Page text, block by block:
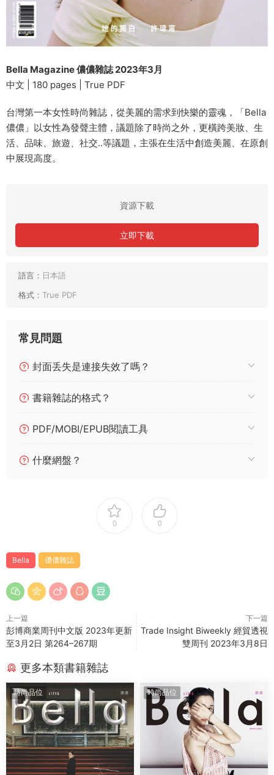
Bella Magazine 儂儂雜誌 2023年3月
中文 | 180 pages | True PDF
台灣第一本女性時尚雜誌，從美麗的需求到快樂的靈魂，「Bella
儂儂」以女性為發聲主體，議題除了時尚之外，更橫跨美妝、生
活、品味、旅遊、社交..等議題，主張在生活中創造美麗、在原創
中展現高度。
資源下載
立即下載
語言： 日本語
格式： True PDF
常見問題
封面丢失是連接失效了嗎？
書籍雜誌的格式？
PDF/MOBI/EPUB閱讀工具
什麼網盤？
0 0
Bella 儂儂雜誌
上一篇
彭博商業周刊中文版 2023年更新
至3月2日 第264–267期
下一篇
Trade Insight Biweekly 經貿透視
雙周刊 2023年3月8日
更多本類書籍雜誌
時尚品位 時尚品位